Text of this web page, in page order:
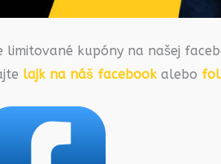
limitované kupóny na našej
lajk na náš facebook alebo